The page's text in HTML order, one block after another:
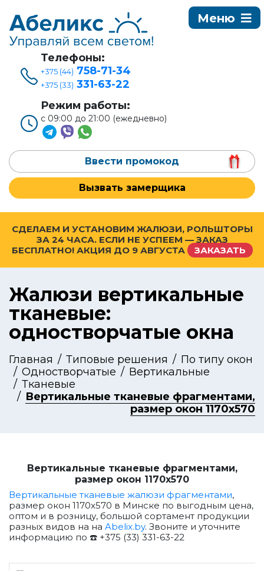
Телефоны:
+375 (44) 758-71-34
+375 (33) 331-63-22
Режим работы:
с 09:00 до 21:00 (ежедневно)
Ввести промокод
Вызвать замерщика
СДЕЛАЕМ И УСТАНОВИМ ЖАЛЮЗИ, РОЛЬШТОРЫ
ЗА 24 ЧАСА. ЕСЛИ НЕ УСПЕЕМ — ЗАКАЗ
БЕСПЛАТНО! АКЦИЯ ДО 9 АВГУСТА ЗАКАЗАТЬ
Жалюзи вертикальные
тканевые:
одностворчатые окна
Главная Типовые решения
По типу окон
Одностворчатые
Вертикальные
Тканевые
Вертикальные тканевые фрагментами,
размер окон 1170x570
Вертикальные тканевые фрагментами,
размер окон 1170x570
Вертикальные тканевые жалюзи фрагментами,
размер окон 1170x570 в Минске по выгодным цена,
оптом и в розницу, большой сортамент продукции
разных видов на на Abelix.by. Звоните и уточните
информацию по ☎️ +375 (33) 331-63-22